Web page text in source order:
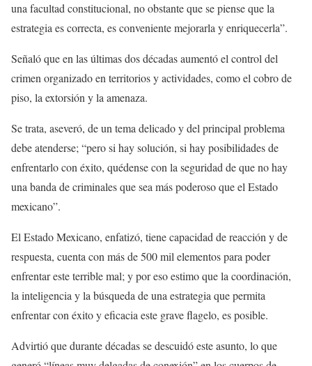
una facultad constitucional, no obstante que se piense que la
estrategia es correcta, es conveniente mejorarla y enriquecerla”.
Señaló que en las últimas dos décadas aumentó el control del
crimen organizado en territorios y actividades, como el cobro de
piso, la extorsión y la amenaza.
Se trata, aseveró, de un tema delicado y del principal problema
debe atenderse; “pero si hay solución, si hay posibilidades de
enfrentarlo con éxito, quédense con la seguridad de que no hay
una banda de criminales que sea más poderoso que el Estado
mexicano”.
El Estado Mexicano, enfatizó, tiene capacidad de reacción y de
respuesta, cuenta con más de 500 mil elementos para poder
enfrentar este terrible mal; y por eso estimo que la coordinación,
la inteligencia y la búsqueda de una estrategia que permita
enfrentar con éxito y eficacia este grave flagelo, es posible.
Advirtió que durante décadas se descuidó este asunto, lo que